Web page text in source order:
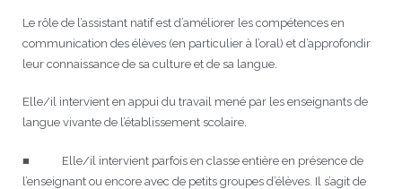
Le rôle de l’assistant natif est d’améliorer les compétences en
communication des élèves (en particulier à l’oral) et d’approfondir
leur connaissance de sa culture et de sa langue.
Elle/il intervient en appui du travail mené par les enseignants de
langue vivante de l’établissement scolaire.
■ Elle/il intervient parfois en classe entière en présence de
l’enseignant ou encore avec de petits groupes d’élèves. Il s’agit de